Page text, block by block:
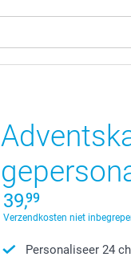
39,99
Verzendkosten niet
Personaliseer 24